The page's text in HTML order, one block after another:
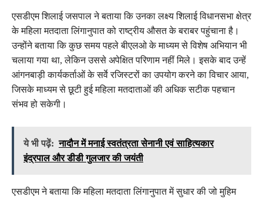
एसडीएम शिलाई जसपाल ने बताया कि उनका लक्ष्य शिलाई विधानसभा क्षेत्र
के महिला मतदाता लिंगानुपात को राष्ट्रीय औसत के बराबर पहुंचाना है।
उन्होंने बताया कि कुछ समय पहले बीएलओ के माध्यम से विशेष अभियान भी
चलाया गया था, लेकिन उससे अपेक्षित परिणाम नहीं मिले। इसके बाद उन्हें
आंगनबाड़ी कार्यकर्ताओं के सर्वे रजिस्टरों का उपयोग करने का विचार आया,
जिसके माध्यम से छूटी हुई महिला मतदाताओं की अधिक सटीक पहचान
संभव हो सकेगी।
ये भी पढ़ें: नादौन में मनाई स्वतंत्रता सेनानी एवं साहित्यकार
इंद्रपाल और डीडी गुलजार की जयंती
एसडीएम ने बताया कि महिला मतदाता लिंगानुपात में सुधार की जो मुहिम